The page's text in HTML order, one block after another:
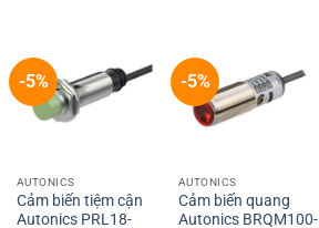
-5%
AUTONICS
Cảm biến tiệm cận
Autonics PRL18-
-5%
AUTONICS
Cảm biến quang
Autonics BRQM100-